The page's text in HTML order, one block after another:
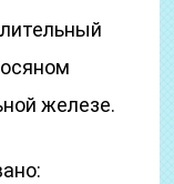
железе.